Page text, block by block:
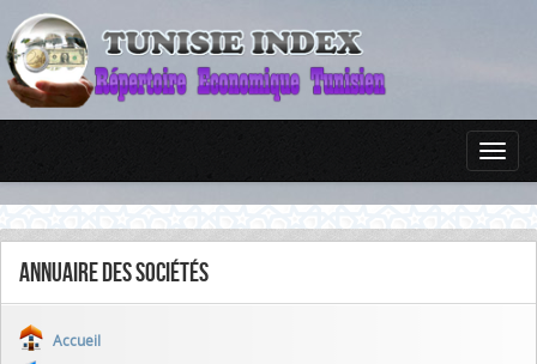
Annuaire des sociétés
Accueil